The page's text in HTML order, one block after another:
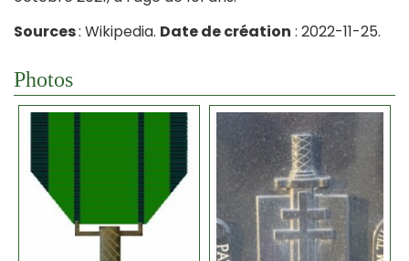
Sources: Wikipedia. Date de création : 2022-11-25.
Photos